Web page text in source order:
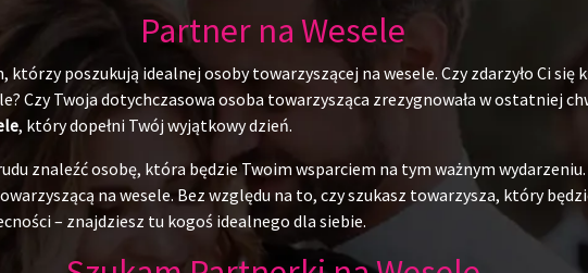
Partner na Wesele
poszukują idealnej osoby towarzyszącej na wesele. Czy zdarzyło Ci się
Czy Twoja dotychczasowa osoba towarzysząca zrezygnowała w ostatniej
, który dopełni Twój wyjątkowy dzień.
znaleźć osobę, która będzie Twoim wsparciem na tym ważnym
na wesele. Bez względu na to, czy szukasz towarzysza, który
– znajdziesz tu kogoś idealnego dla siebie.